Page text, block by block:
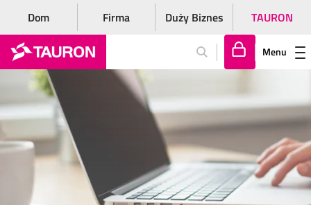
Dom Firma Duży Biznes TAURON
lo
gu
j
si
Menu